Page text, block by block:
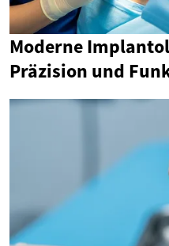
Moderne
Präzision und